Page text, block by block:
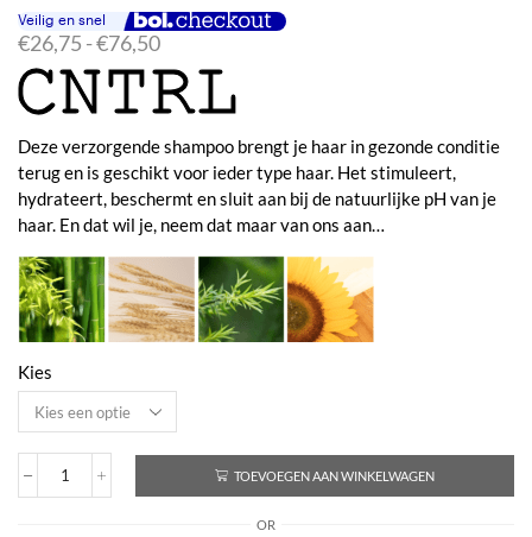
€26,75 -€76,50Prijsklasse:
€26,75
tot
€76,50
Deze verzorgende shampoo brengt je haar in gezonde conditie
terug en is geschikt voor ieder type haar. Het stimuleert,
hydrateert, beschermt en sluit aan bij de natuurlijke pH van je
haar. En dat wil je, neem dat maar van ons aan…
Kies
Guardian
TOEVOEGEN AAN WINKELWAGEN
OR